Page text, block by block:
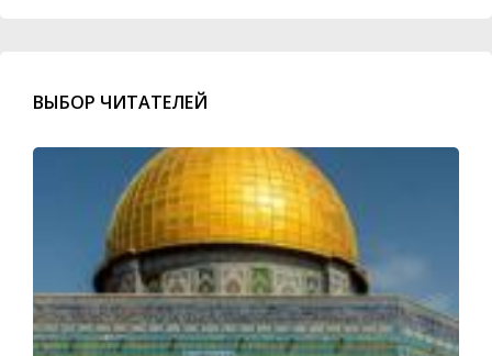
ВЫБОР ЧИТАТЕЛЕЙ